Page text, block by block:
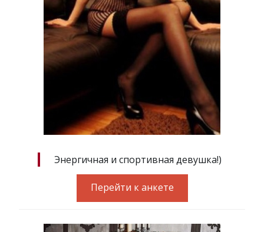
Энергичная и спортивная девушка!)
Перейти к анкете